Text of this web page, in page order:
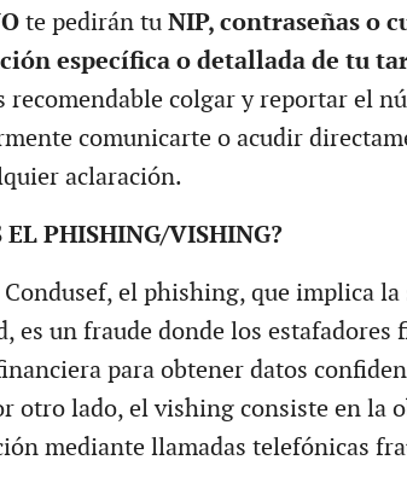
te pedirán tu NIP, contraseñas o
específica o detallada de tu
recomendable colgar y reportar el
comunicarte o acudir
aclaración.
EL PHISHING/VISHING?
Condusef, el phishing, que implica
es un fraude donde los estafadores
para obtener datos
otro lado, el vishing consiste en la
mediante llamadas telefónicas